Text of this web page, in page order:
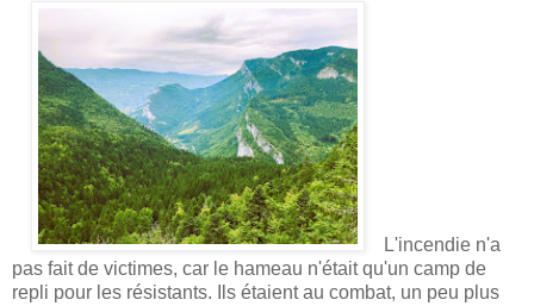
L'incendie n'a
pas fait de victimes, car le hameau n'était qu'un camp de
repli pour les résistants. Ils étaient au combat, un peu plus